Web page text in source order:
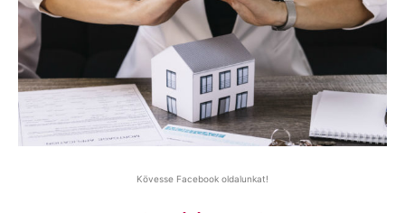
Kövesse Facebook oldalunkat!